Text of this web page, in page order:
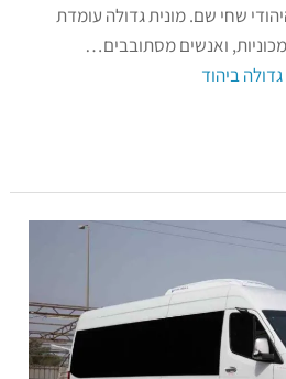
שחי שם. מונית גדולה עומדת
ואנשים מסתובבים…
ביהוד